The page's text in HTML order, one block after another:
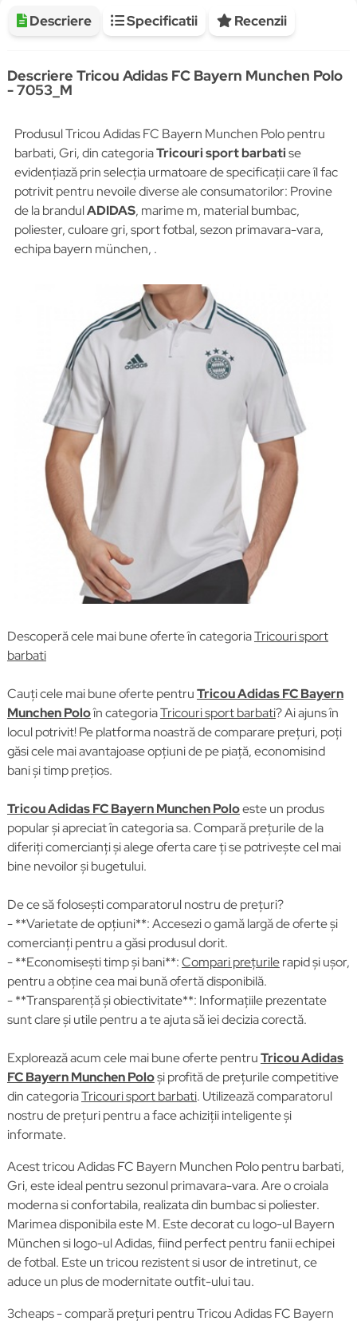
Descriere Specificatii Recenzii
Descriere Tricou Adidas FC Bayern Munchen Polo
- 7053_M
Produsul Tricou Adidas FC Bayern Munchen Polo pentru
barbati, Gri, din categoriaTricouri sport barbatise
evidențiază prin selecția urmatoare de specificații care îl fac
potrivit pentru nevoile diverse ale consumatorilor: Provine
de la brandulADIDAS, marime m, material bumbac,
poliester, culoare gri, sport fotbal, sezon primavara-vara,
echipa bayern münchen, .
Descoperă cele mai bune oferte în categoriaTricouri sport
barbati
Cauți cele mai bune oferte pentruTricou Adidas FC Bayern
Munchen Poloîn categoriaTricouri sport barbati? Ai ajuns în
locul potrivit! Pe platforma noastră de comparare prețuri, poți
găsi cele mai avantajoase opțiuni de pe piață, economisind
bani și timp prețios.
Tricou Adidas FC Bayern Munchen Poloeste un produs
popular și apreciat în categoria sa. Compară prețurile de la
diferiți comercianți și alege oferta care ți se potrivește cel mai
bine nevoilor și bugetului.
De ce să folosești comparatorul nostru de prețuri?
- **Varietate de opțiuni**: Accesezi o gamă largă de oferte și
comercianți pentru a găsi produsul dorit.
- **Economisești timp și bani**:Compari prețurilerapid și ușor,
pentru a obține cea mai bună ofertă disponibilă.
- **Transparență și obiectivitate**: Informațiile prezentate
sunt clare și utile pentru a te ajuta să iei decizia corectă.
Explorează acum cele mai bune oferte pentruTricou Adidas
FC Bayern Munchen Poloși profită de prețurile competitive
din categoriaTricouri sport barbati. Utilizează comparatorul
nostru de prețuri pentru a face achiziții inteligente și
informate.
Acest tricou Adidas FC Bayern Munchen Polo pentru barbati,
Gri, este ideal pentru sezonul primavara-vara. Are o croiala
moderna si confortabila, realizata din bumbac si poliester.
Marimea disponibila este M. Este decorat cu logo-ul Bayern
München si logo-ul Adidas, fiind perfect pentru fanii echipei
de fotbal. Este un tricou rezistent si usor de intretinut, ce
aduce un plus de modernitate outfit-ului tau.
3cheaps - compară prețuri pentru Tricou Adidas FC Bayern